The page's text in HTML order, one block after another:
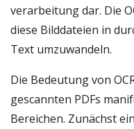
verarbeitung dar. Die
diese Bilddateien in
Text umzuwandeln.
Die Bedeutung von
gescannten PDFs
Bereichen. Zunächst